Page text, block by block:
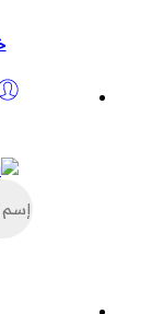
عن